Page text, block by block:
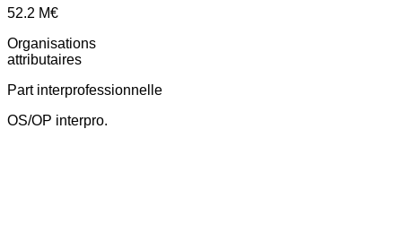
52.2 M€
Organisations
attributaires
Part interprofessionnelle
OS/OP interpro.